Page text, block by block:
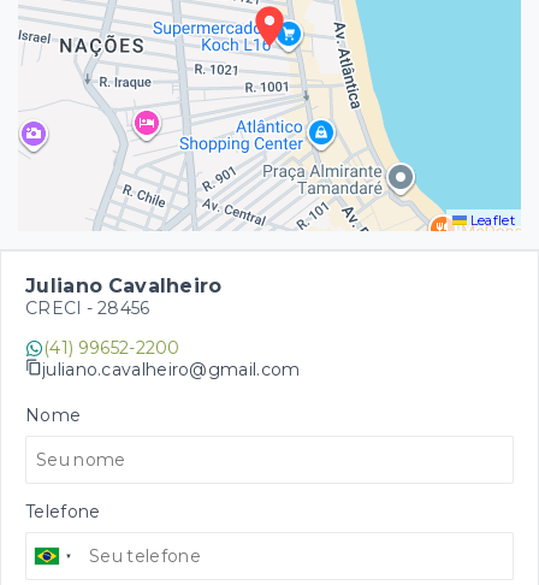
Leaflet
Juliano Cavalheiro
CRECI - 28456
(41) 99652-2200
juliano.cavalheiro@gmail.com
Nome
Telefone